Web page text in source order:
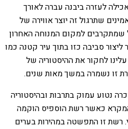
לעזרה ביבנה עברה לאורך
שתרגול זה יוצר אווירה של
שמתקרבים למקום המנוחה האחרון
סביבה כזו בתוך עיר קטנה כמו
לחקור את ההיסטוריה של
זו נשמרה במשך מאות שנים.
נטוע עמוק בתרבות ובהיסטוריה
כאשר רשת הוספיס הוקמה
רשת זו התפשטה במהירות בערים